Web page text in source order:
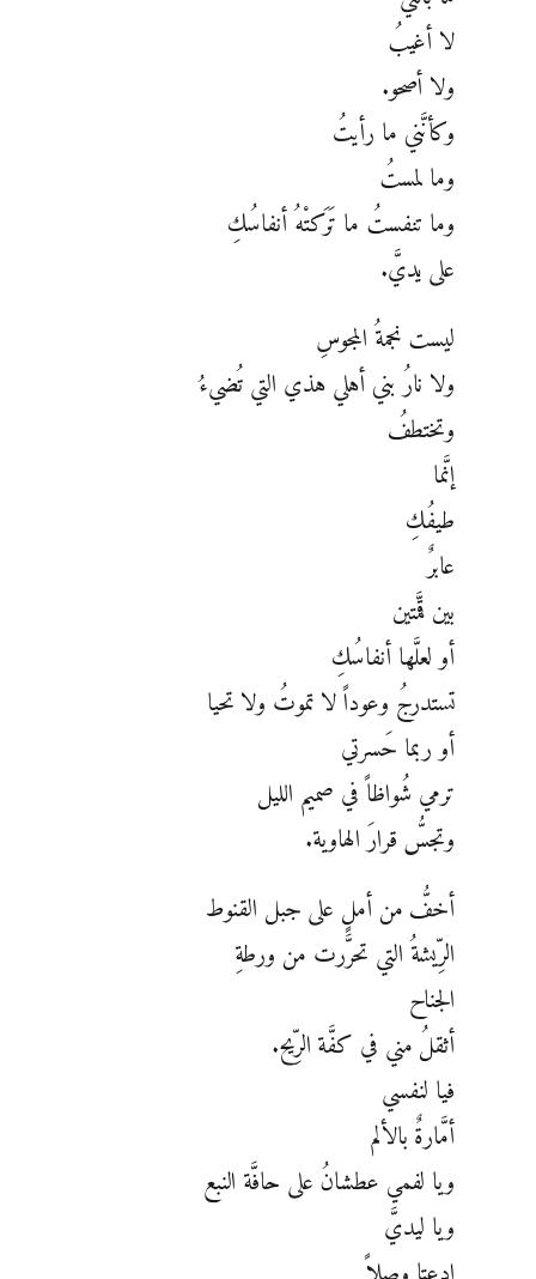
لا أغيبُ
ولا أصحو.
وكأنَّني ما رأيتُ
وما لمستُ
وما تنفستُ ما تَرَكتْهُ أنفاسُكِ
على يديَّ.
ليست نجمةُ المجوسِ
ولا نارُ بني أهلي هذي التي تُضيءُ
وتختطفُ
إنَّما
طيفُكِ
عابرٌ
بين قمَّتين
أو لعلَّها أنفاسُكِ
تستدرجُ وعوداً لا تموتُ ولا تحيا
أو ربما حَسرتي
ترمي شُواظاً في صميم الليل
وتجسُّ قرارَ الهاوية.
أخفُّ من أملٍ على جبل القنوط
الرِّيشةُ التي تحرَّرت من ورطةِ
الجناح
أثقلُ مني في كفَّة الرِّيح.
فيا لنفسي
أمَّارةٌ بالألم
ويا لفمي عطشانُ على حافَّة النبع
ويا ليديَّ